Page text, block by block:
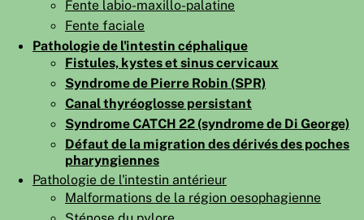
◀PAGES
EMBRYOGÉNÈSE
Fente labio-maxillo-palatine
Fente faciale
Pathologie de l'intestin céphalique
Fistules, kystes et sinus cervicaux
Syndrome de Pierre Robin (SPR)
Canal thyréoglosse persistant
Syndrome CATCH 22 (syndrome de Di George)
Défaut de la migration des dérivés des poches
pharyngiennes
Pathologie de l'intestin antérieur
Malformations de la région oesophagienne